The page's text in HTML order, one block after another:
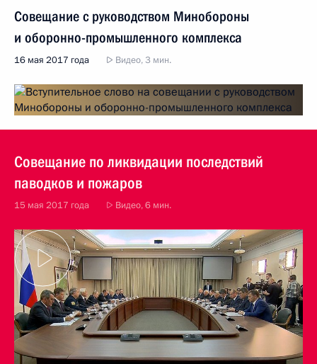
Совещание с руководством Минобороны
и оборонно-промышленного комплекса
16 мая 2017 года Видео, 3 мин.
Совещание по ликвидации последствий
паводков и пожаров
15 мая 2017 года Видео, 6 мин.